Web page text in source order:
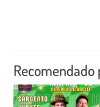
Recomendado